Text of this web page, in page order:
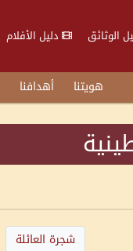
الوثائق دليل الأفلام
هويتنا أهدافنا
شجرة العائلة